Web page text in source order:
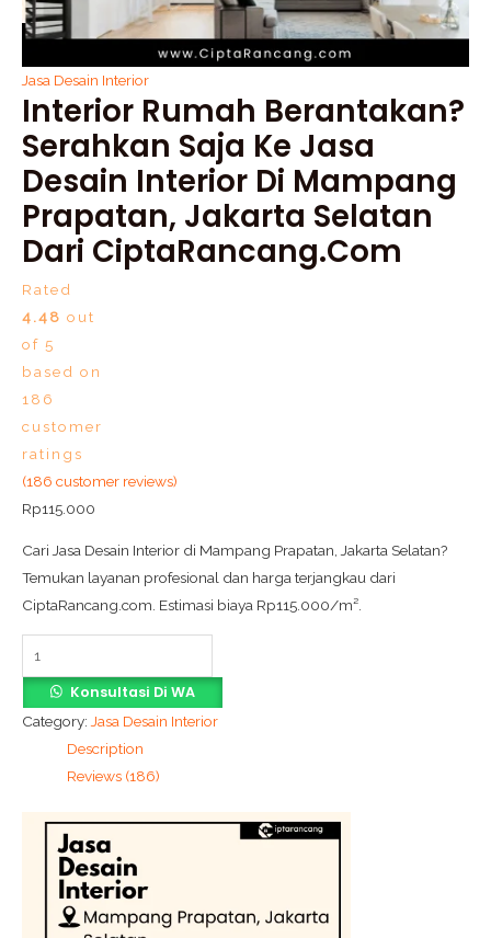
Jasa Desain Interior
Interior Rumah Berantakan?
Serahkan Saja Ke Jasa
Desain Interior Di Mampang
Prapatan, Jakarta Selatan
Dari CiptaRancang.com
Rated
4.48 out
of 5
based on
186
customer
ratings
(186 customer reviews)
Rp115.000
Cari Jasa Desain Interior di Mampang Prapatan, Jakarta Selatan?
Temukan layanan profesional dan harga terjangkau dari
CiptaRancang.com. Estimasi biaya Rp115.000/m².
Konsultasi Di WA
Category: Jasa Desain Interior
Description
Reviews (186)